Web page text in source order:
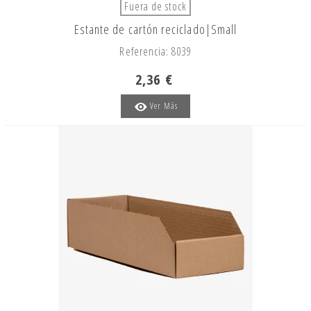
Fuera de stock
Estante de cartón reciclado|Small
Referencia: 8039
2,36 €
Ver Más